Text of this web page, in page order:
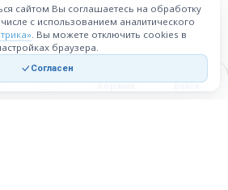
Корзина Войти
сайтом Вы соглашаетесь на обработку
с использованием аналитического
. Вы можете отключить cookies в
браузера.
Согласен